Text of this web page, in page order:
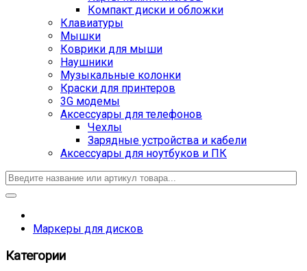
Компакт диски и обложки
Клавиатуры
Мышки
Коврики для мыши
Наушники
Музыкальные колонки
Краски для принтеров
3G модемы
Аксессуары для телефонов
Чехлы
Зарядные устройства и кабели
Аксессуары для ноутбуков и ПК
Маркеры для дисков
Категории